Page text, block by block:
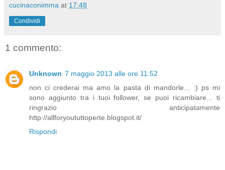
cucinaconimma at 17:48
Condividi
1 commento:
Unknown 7 maggio 2013 alle ore 11:52
non ci crederai ma amo la pasta di mandorle... :) ps mi
sono aggiunto tra i tuoi follower, se puoi ricambiare... ti
ringrazio anticipatamente
http://allforyoututtoperte.blogspot.it/
Rispondi